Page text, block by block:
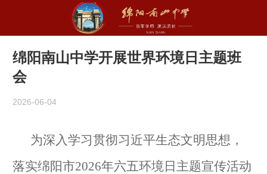
绵阳南山中学开展世界环境日主题班
会
2026-06-04
为深入学习贯彻习近平生态文明思想，
落实绵阳市2026年六五环境日主题宣传活动